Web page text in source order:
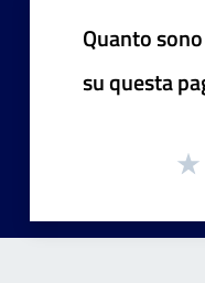
Quanto
su questa